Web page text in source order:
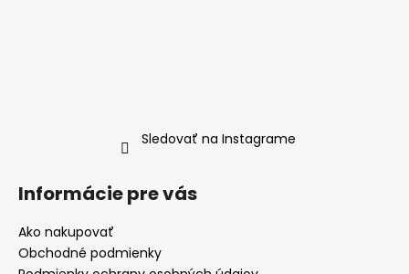
Sledovať na Instagrame
Informácie pre vás
Ako nakupovať
Obchodné podmienky